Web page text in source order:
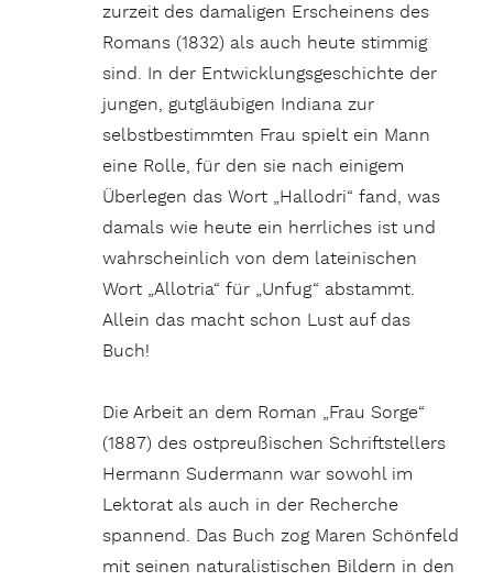
zurzeit des damaligen Erscheinens des
Romans (1832) als auch heute stimmig
sind. In der Entwicklungsgeschichte der
jungen, gutgläubigen Indiana zur
selbstbestimmten Frau spielt ein Mann
eine Rolle, für den sie nach einigem
Überlegen das Wort „Hallodri“ fand, was
damals wie heute ein herrliches ist und
wahrscheinlich von dem lateinischen
Wort „Allotria“ für „Unfug“ abstammt.
Allein das macht schon Lust auf das
Buch!
Die Arbeit an dem Roman „Frau Sorge“
(1887) des ostpreußischen Schriftstellers
Hermann Sudermann war sowohl im
Lektorat als auch in der Recherche
spannend. Das Buch zog Maren Schönfeld
mit seinen naturalistischen Bildern in den